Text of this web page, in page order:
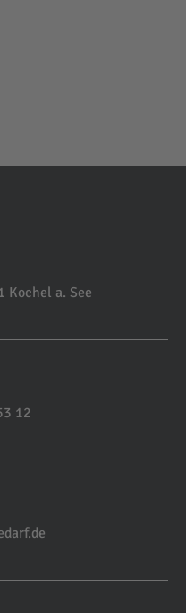
Kochel a. See
12